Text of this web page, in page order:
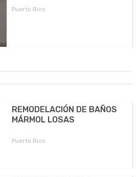
Puerto Rico
REMODELACIÓN DE BAÑOS
MÁRMOL LOSAS
Puerto Rico